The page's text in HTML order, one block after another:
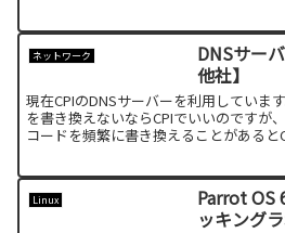
ネットワーク
DNSサー
他社】
現在CPIのDNSサーバーを利用していま
を書き換えないならCPIでいいのですが
コードを頻繁に書き換えることがあると
Linux
Parrot OS
ッキングラ